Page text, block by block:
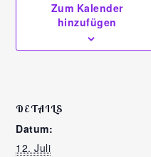
Zum Kalender
hinzufügen
DETAILS
Datum:
12. Juli